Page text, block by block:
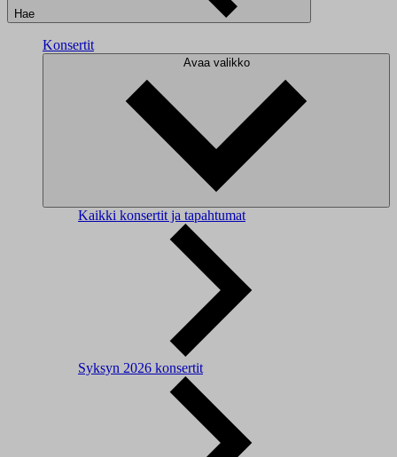
Hae
Konsertit
Avaa valikko
Kaikki konsertit ja tapahtumat
Syksyn 2026 konsertit